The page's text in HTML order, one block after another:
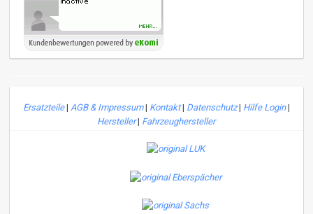
Ersatzteile| AGB & Impressum| Kontakt| Datenschutz| Hilfe Login|
Hersteller| Fahrzeughersteller